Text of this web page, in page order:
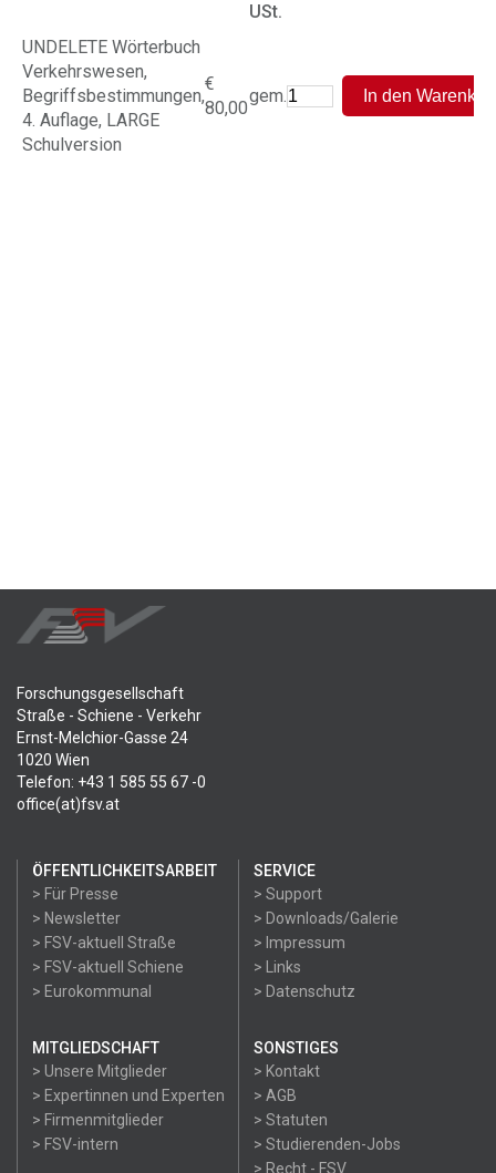
USt.
UNDELETE Wörterbuch
Verkehrswesen,
Begriffsbestimmungen,
4. Auflage, LARGE
Schulversion
€
80,00
gem.
Forschungsgesellschaft
Straße - Schiene - Verkehr
Ernst-Melchior-Gasse 24
1020 Wien
Telefon: +43 1 585 55 67 -0
office(at)fsv.at
ÖFFENTLICHKEITSARBEIT
> Für Presse
> Newsletter
> FSV-aktuell Straße
> FSV-aktuell Schiene
> Eurokommunal
SERVICE
> Support
> Downloads/Galerie
> Impressum
> Links
> Datenschutz
MITGLIEDSCHAFT
> Unsere Mitglieder
> Expertinnen und Experten
> Firmenmitglieder
> FSV-intern
SONSTIGES
> Kontakt
> AGB
> Statuten
> Studierenden-Jobs
> Recht - FSV